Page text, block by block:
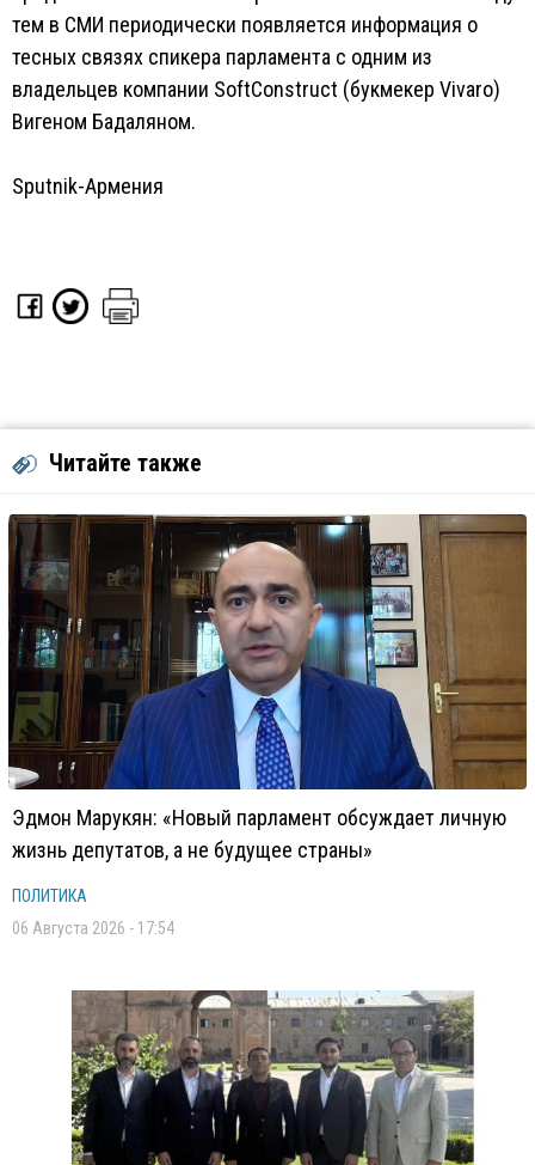
тем в СМИ периодически появляется информация о
тесных связях спикера парламента с одним из
владельцев компании SoftConstruct (букмекер Vivaro)
Вигеном Бадаляном.
Sputnik-Армения
Читайте также
Эдмон Марукян: «Новый парламент обсуждает личную
жизнь депутатов, а не будущее страны»
ПОЛИТИКА
06 Августа 2026 - 17:54